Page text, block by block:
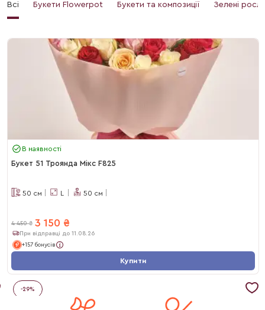
Всі Букети Flowerpot Букети та композиції Зелені
В наявності
Букет 51 Троянда Мікс F825
50 см L 50 см
4 450 ₴ 3 150 ₴
При відправці до 11.08.26
+157 бонусів
Купити
-29%